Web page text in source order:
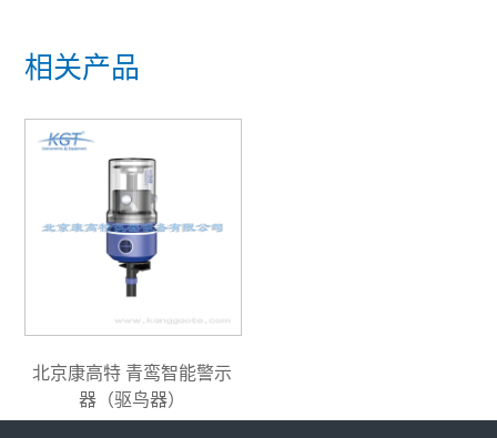
相关产品
北京康高特 青鸾智能警示
器（驱鸟器）